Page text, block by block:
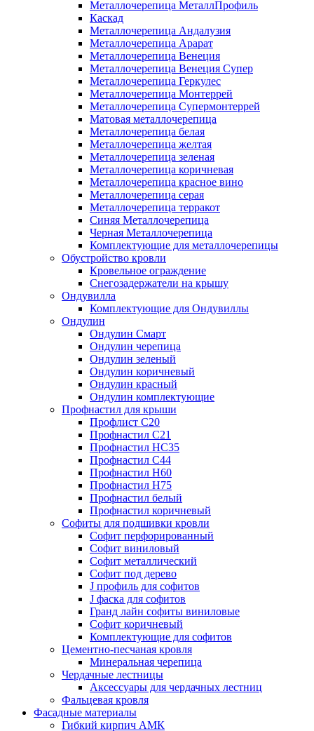
Металлочерепица МеталлПрофиль
Каскад
Металлочерепица Андалузия
Металлочерепица Арарат
Металлочерепица Венеция
Металлочерепица Венеция Супер
Металлочерепица Геркулес
Металлочерепица Монтеррей
Металлочерепица Супермонтеррей
Матовая металлочерепица
Металлочерепица белая
Металлочерепица желтая
Металлочерепица зеленая
Металлочерепица коричневая
Металлочерепица красное вино
Металлочерепица серая
Металлочерепица терракот
Синяя Металлочерепица
Черная Металлочерепица
Комплектующие для металлочерепицы
Обустройство кровли
Кровельное ограждение
Снегозадержатели на крышу
Ондувилла
Комплектующие для Ондувиллы
Ондулин
Ондулин Смарт
Ондулин черепица
Ондулин зеленый
Ондулин коричневый
Ондулин красный
Ондулин комплектующие
Профнастил для крыши
Профлист С20
Профнастил С21
Профнастил НС35
Профнастил С44
Профнастил Н60
Профнастил Н75
Профнастил белый
Профнастил коричневый
Софиты для подшивки кровли
Cофит перфорированный
Софит виниловый
Софит металлический
Софит под дерево
J профиль для софитов
J фаска для софитов
Гранд лайн софиты виниловые
Софит коричневый
Комплектующие для софитов
Цементно-песчаная кровля
Минеральная черепица
Чердачные лестницы
Аксессуары для чердачных лестниц
Фальцевая кровля
Фасадные материалы
Гибкий кирпич АМК